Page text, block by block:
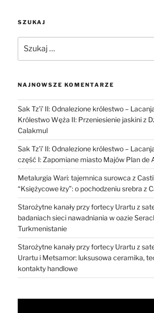
SZUKAJ
NAJNOWSZE KOMENTARZE
Sak Tz’i’ II: Odnalezione królestwo –
Królestwo Węża II: Przeniesienie jaskini z
Calakmul
Sak Tz’i’ II: Odnalezione królestwo –
część I: Zapomiane miasto Majów Plan de
Metalurgia Wari: tajemnica surowca z
“Księżycowe łzy”: o pochodzeniu srebra z
Starożytne kanały przy fortecy Urartu z
badaniach sieci nawadniania w oazie
Turkmenistanie
Starożytne kanały przy fortecy Urartu z
Urartu i Metsamor: luksusowa ceramika,
kontakty handlowe